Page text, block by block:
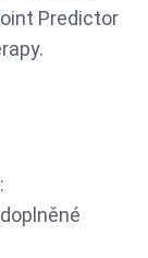
Predictor